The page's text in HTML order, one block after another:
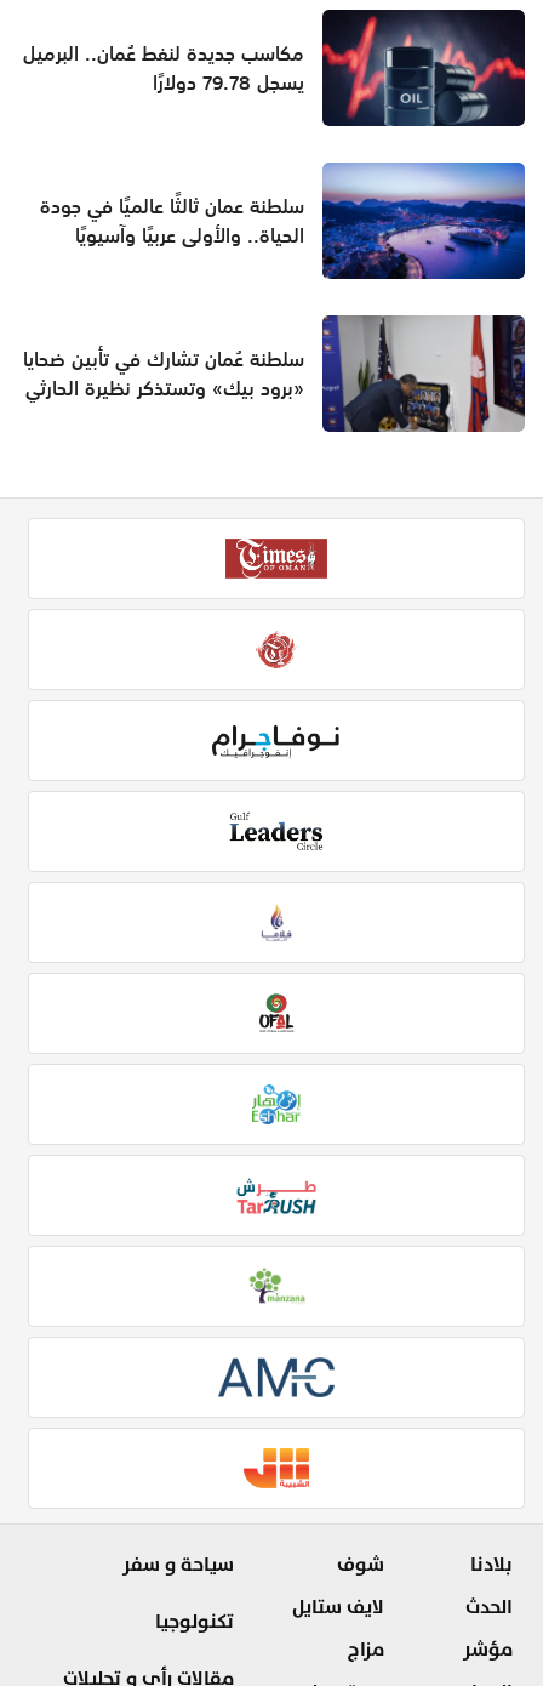
مكاسب جديدة لنفط عُمان.. البرميل
يسجل 79.78 دولارًا
سلطنة عمان ثالثًا عالميًا في جودة
الحياة.. والأولى عربيًا وآسيويًا
سلطنة عُمان تشارك في تأبين ضحايا
«برود بيك» وتستذكر نظيرة الحارثي
بلادنا
الحدث
مؤشر
شوف
لايف ستايل
مزاج
سياحة و سفر
تكنولوجيا
مقالات رأي و تحليلات